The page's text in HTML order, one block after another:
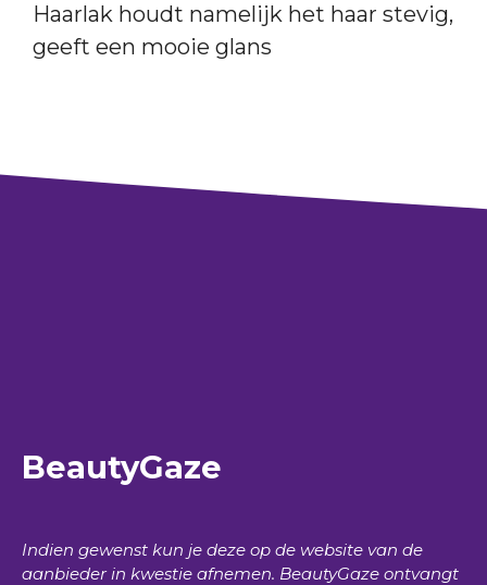
Haarlak houdt namelijk het haar stevig,
geeft een mooie glans
BeautyGaze
Indien gewenst kun je deze op de website van de
aanbieder in kwestie afnemen. BeautyGaze ontvangt